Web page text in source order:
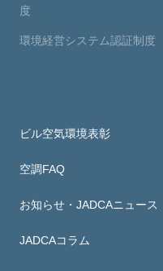
度
環境経営システム認証制度
ビル空気環境表彰
空調FAQ
お知らせ・JADCAニュース
JADCAコラム